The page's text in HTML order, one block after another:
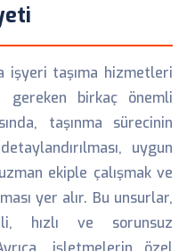
işyeri taşıma hizmetleri
gereken birkaç önemli
taşınma sürecinin
uygun
ekiple çalışmak ve
yer alır. Bu unsurlar,
hızlı ve sorunsuz